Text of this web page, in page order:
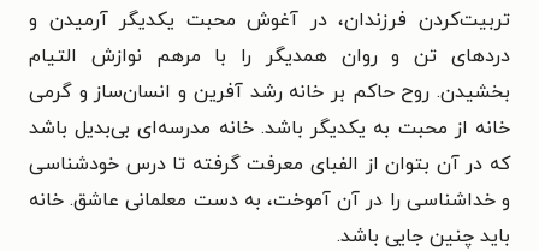
تربیت‌کردن فرزندان، در آغوش محبت یکدیگر آرمیدن و
دردهای تن و روان همدیگر را با مرهم نوازش التیام
بخشیدن. روح حاکم بر خانه رشد آفرین و انسان‌ساز و گرمی
خانه از محبت به یکدیگر باشد. خانه مدرسه‌ای بی‌بدیل باشد
که در آن بتوان از الفبای معرفت گرفته تا درس خودشناسی
و خداشناسی را در آن آموخت، به دست معلمانی عاشق. خانه
باید چنین جایی باشد.